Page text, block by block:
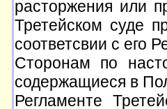
расторжения или
Третейском суде
соответсвии с его
Сторонам по
содержащиеся в
Регламенте